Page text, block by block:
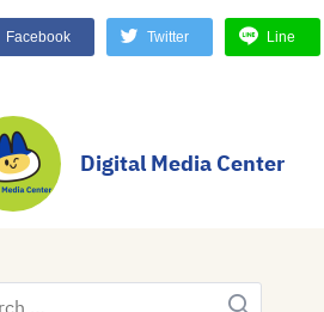
Facebook Twitter Line
Digital Media Center